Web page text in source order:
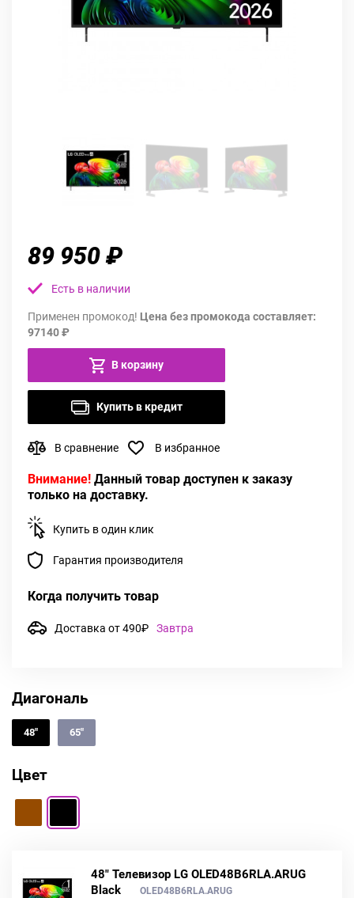
89 950 ₽
Есть в наличии
Применен промокод! Цена без промокода составляет:
97140 ₽
В корзину
Купить в кредит
В сравнение В избранное
Внимание! Данный товар доступен к заказу
только на доставку.
Купить в один клик
Гарантия производителя
Когда получить товар
Доставка от 490₽ Завтра
Диагональ
48" 65"
Цвет
48" Телевизор LG OLED48B6RLA.ARUG
Black
OLED48B6RLA.ARUG